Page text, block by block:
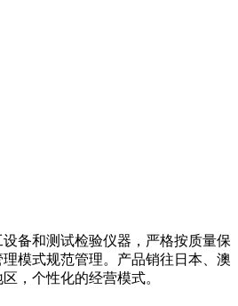
备和测试检验仪器，严格按质量保
模式规范管理。产品销往日本、澳
，个性化的经营模式。